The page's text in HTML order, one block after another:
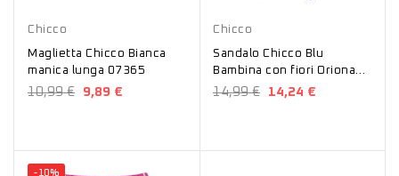
Chicco
Maglietta Chicco Bianca
manica lunga 07365
10,99 € 9,89 €
Chicco
Sandalo Chicco Blu
Bambina con fiori Oriona
01071038000000
14,99 € 14,24 €
-10%